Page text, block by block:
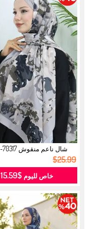
$25.99
خاص لليوم$15.59